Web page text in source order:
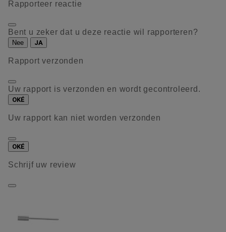
Rapporteer reactie
Bent u zeker dat u deze reactie wil rapporteren?
Nee JA
Rapport verzonden
Uw rapport is verzonden en wordt gecontroleerd.
OKÉ
Uw rapport kan niet worden verzonden
OKÉ
Schrijf uw review